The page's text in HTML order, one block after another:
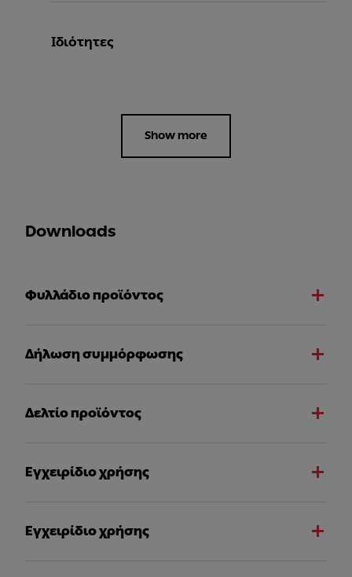
Ιδιότητες
Show more
Downloads
Φυλλάδιο προϊόντος
Δήλωση συμμόρφωσης
Δελτίο προϊόντος
Εγχειρίδιο χρήσης
Εγχειρίδιο χρήσης